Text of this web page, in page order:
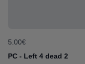
5.00€
PC - Left 4 dead 2